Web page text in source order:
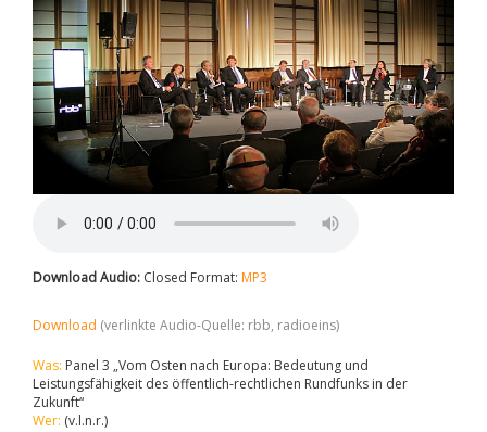
Download Audio: Closed Format: MP3
Download (verlinkte Audio-Quelle: rbb, radioeins)
Was: Panel 3 „Vom Osten nach Europa: Bedeutung und
Leistungsfähigkeit des öffentlich-rechtlichen Rundfunks in der
Zukunft“
Wer: (v.l.n.r.)